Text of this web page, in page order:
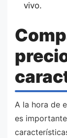
vivo.
A la hora de
es